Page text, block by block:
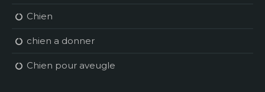
Chien
chien a donner
Chien pour aveugle